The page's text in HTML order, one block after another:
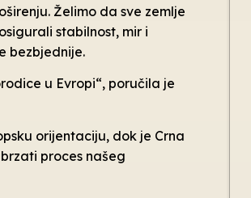
Želimo da sve zemlje
stabilnost, mir i
bezbjednije.
u Evropi“, poručila je
orijentaciju, dok je Crna
proces našeg